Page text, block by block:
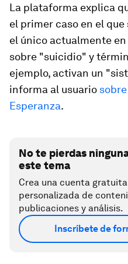
La plataforma explica
el primer caso en el
el único actualmente
sobre "suicidio" y
ejemplo, activan un
informa al usuario
Esperanza.
No te pierdas
este tema
Crea una cuenta
personalizada de
publicaciones y análisis.
Inscríbete de